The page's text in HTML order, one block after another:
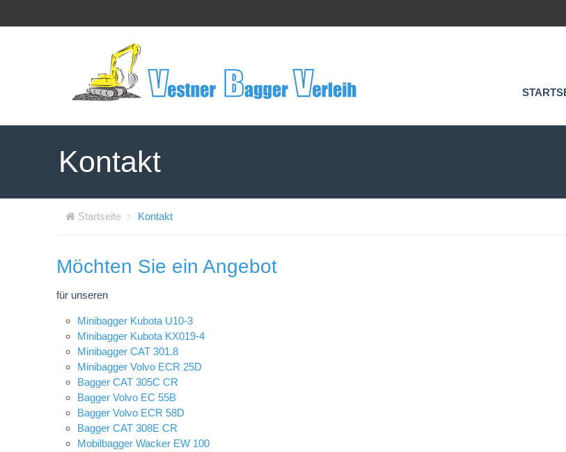
Kontakt
Startseite Kontakt
Möchten Sie ein Angebot
für unseren
Minibagger Kubota U10-3
Minibagger Kubota KX019-4
Minibagger CAT 301.8
Minibagger Volvo ECR 25D
Bagger CAT 305C CR
Bagger Volvo EC 55B
Bagger Volvo ECR 58D
Bagger CAT 308E CR
Mobilbagger Wacker EW 100